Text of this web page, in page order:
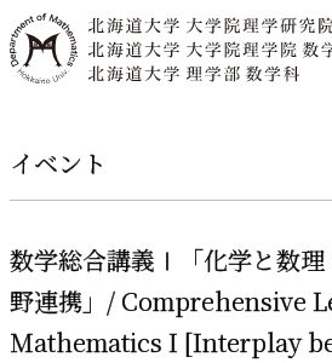
イベント
数学総合講義 Ⅰ 「化学と数理
野連携」 / Comprehensive
Mathematics I [Interplay